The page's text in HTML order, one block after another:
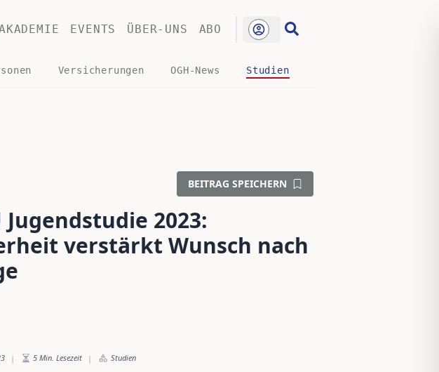
EVENTS ÜBER-UNS ABO
Versicherungen OGH-News Studien
BEITRAG SPEICHERN
Jugendstudie 2023:
verstärkt Wunsch nach
| 5 Min. Lesezeit | Studien